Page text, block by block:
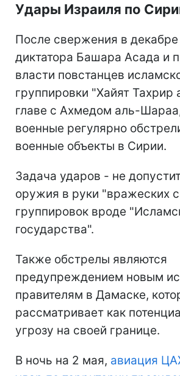
Удары Израиля по
После свержения в
диктатора Башара Асада и
власти повстанцев
группировки "Хайят
главе с Ахмедом аль-
военные регулярно
военные объекты в Сирии.
Задача ударов - не
оружия в руки "вражеских
группировок вроде
государства".
Также обстрелы являются
предупреждением новым
правителям в Дамаске,
рассматривает как
угрозу на своей границе.
В ночь на 2 мая, авиация